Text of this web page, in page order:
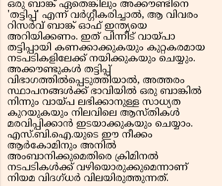
ഒരു ബാങ്ക് ഏതെങ്കിലും അക്കൗണ്ടിനെ
'തട്ടിപ്പ്' എന്ന് വർഗ്ഗീകരിച്ചാൽ, ആ വിവരം
റിസർവ് ബാങ്ക് ഓഫ് ഇന്ത്യയെ
അറിയിക്കണം. ഇത് പിന്നീട് വായ്പാ
തട്ടിപ്പായി കണക്കാക്കുകയും കുറ്റകരമായ
നടപടികളിലേക്ക് നയിക്കുകയും ചെയ്യും.
അക്കൗണ്ടുകൾ തട്ടിപ്പ്
വിഭാഗത്തിൽപ്പെടുത്തിയാൽ, അത്തരം
സ്ഥാപനങ്ങൾക്ക് ഭാവിയിൽ ഒരു ബാങ്കിൽ
നിന്നും വായ്പ ലഭിക്കാനുള്ള സാധ്യത
കുറയുകയും നിലവിലെ ആസ്തികൾ
മരവിപ്പിക്കാൻ ഇടയാക്കുകയും ചെയ്യാം.
എസ്.ബി.ഐ.യുടെ ഈ നീക്കം
ആർകോമിനും അനിൽ
അംബാനിക്കുമെതിരെ ക്രിമിനൽ
നടപടികൾക്ക് വഴിയൊരുക്കുമെന്നാണ്
നിയമ വിദഗ്ധർ വിലയിരുത്തുന്നത്.